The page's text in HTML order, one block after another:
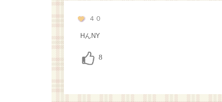
４０
HんNY